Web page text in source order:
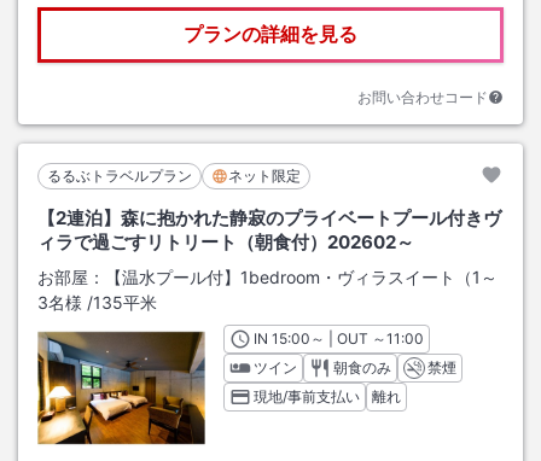
プランの詳細を見る
お問い合わせコード
るるぶトラベルプラン ネット限定
【2連泊】森に抱かれた静寂のプライベートプール付きヴ
ィラで過ごすリトリート（朝食付）202602～
お部屋：
【温水プール付】1bedroom・ヴィラスイート（1～
3名様 /135平米
INチェックイン
15:00 ～ | OUT チェックアウト
～11:00
ツイン
朝食のみ
禁煙
現地/事前支払い
離れ